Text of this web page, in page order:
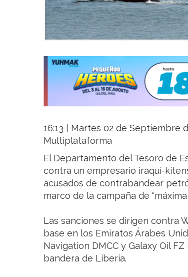
16:13 | Martes 02 de Septiembre
Multiplataforma
El Departamento del Tesoro de
contra un empresario iraquí-
acusados de contrabandear
marco de la campaña de
Las sanciones se dirigen contra
base en los Emiratos Árabes
Navigation DMCC y Galaxy Oil
bandera de Liberia.